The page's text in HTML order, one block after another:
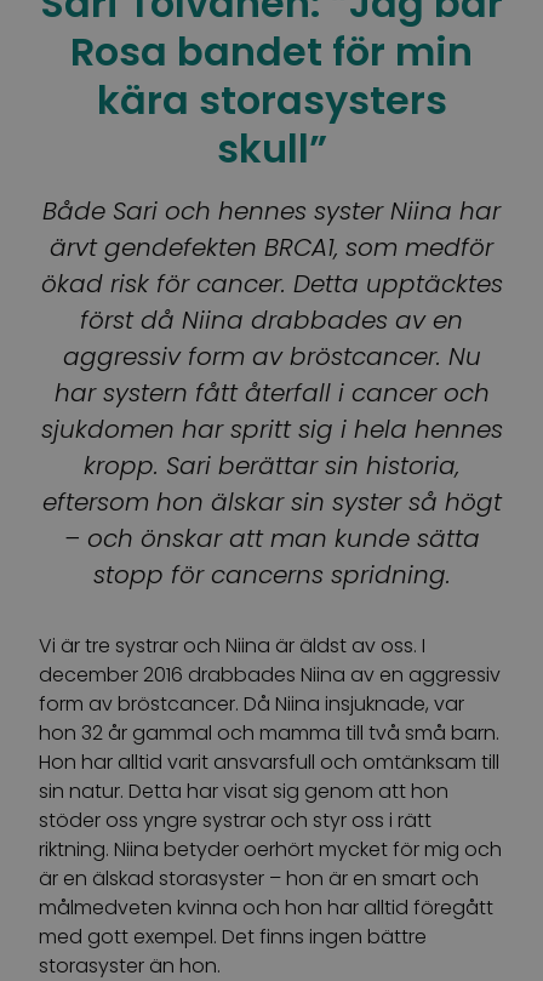
Rosa bandet för min
kära storasysters
skull”
Både Sari och hennes syster Niina har
ärvt gendefekten BRCA1, som medför
ökad risk för cancer. Detta upptäcktes
först då Niina drabbades av en
aggressiv form av bröstcancer. Nu
har systern fått återfall i cancer och
sjukdomen har spritt sig i hela hennes
kropp. Sari berättar sin historia,
eftersom hon älskar sin syster så högt
– och önskar att man kunde sätta
stopp för cancerns spridning.
Vi är tre systrar och Niina är äldst av oss. I
december 2016 drabbades Niina av en aggressiv
form av bröstcancer. Då Niina insjuknade, var
hon 32 år gammal och mamma till två små barn.
Hon har alltid varit ansvarsfull och omtänksam till
sin natur. Detta har visat sig genom att hon
stöder oss yngre systrar och styr oss i rätt
riktning. Niina betyder oerhört mycket för mig och
är en älskad storasyster – hon är en smart och
målmedveten kvinna och hon har alltid föregått
med gott exempel. Det finns ingen bättre
storasyster än hon.